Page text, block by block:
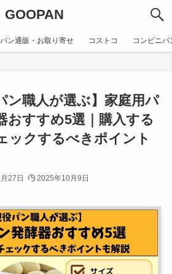
GOOPAN
パン通販・お取り寄せ コストコ コンビニパ
ン職人が選ぶ】家庭用パ
おすすめ5選｜購入する
ックするべきポイント
27日 2025年10月9日